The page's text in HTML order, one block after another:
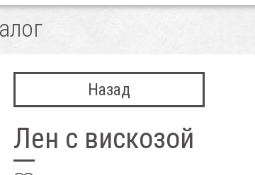
Назад
Лен с вискозой